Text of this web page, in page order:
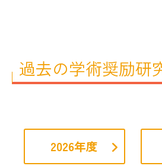
過去の学術奨励研
2026年度